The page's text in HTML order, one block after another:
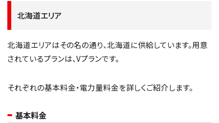
北海道エリア
北海道エリアはその名の通り、北海道に供給しています。用意
されているプランは、Vプランです。
それぞれの基本料金・電力量料金を詳しくご紹介します。
基本料金